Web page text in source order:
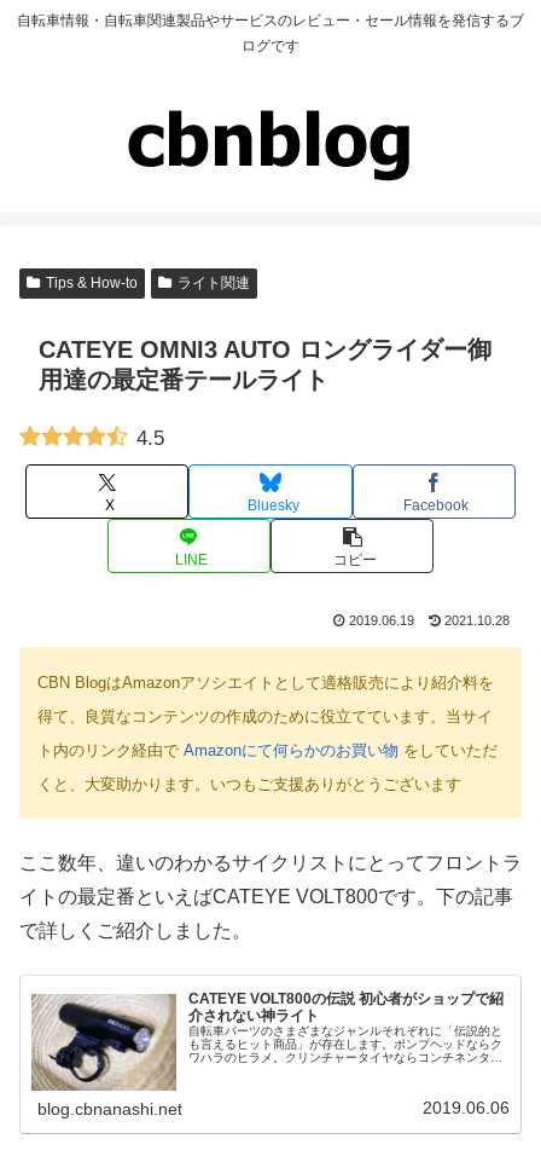
自転車情報・自転車関連製品やサービスのレビュー・セール情報を発信するブ
ログです
Tips & How-to ライト関連
CATEYE OMNI3 AUTO ロングライダー御
用達の最定番テールライト
4.5
X Bluesky Facebook
LINE コピー
2019.06.19 2021.10.28
CBN BlogはAmazonアソシエイトとして適格販売により紹介料を
得て、良質なコンテンツの作成のために役立てています。当サイ
ト内のリンク経由で Amazonにて何らかのお買い物 をしていただ
くと、大変助かります。いつもご支援ありがとうございます
ここ数年、違いのわかるサイクリストにとってフロントラ
イトの最定番といえばCATEYE VOLT800です。下の記事
で詳しくご紹介しました。
CATEYE VOLT800の伝説 初心者がショップで紹
介されない神ライト
自転車パーツのさまざまなジャンルそれぞれに「伝説的と
も言えるヒット商品」が存在します。ポンプヘッドならク
ワハラのヒラメ。クリンチャータイヤならコンチネンタル
blog.cbnanashi.net 2019.06.06